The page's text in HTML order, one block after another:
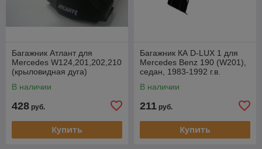
Багажник Атлант для
Mercedes W124,201,202,210
(крыловидная дуга)
В наличии
428 руб.
Купить
Багажник КА D-LUX 1 для
Mercedes Benz 190 (W201),
седан, 1983-1992 г.в.
В наличии
211 руб.
Купить